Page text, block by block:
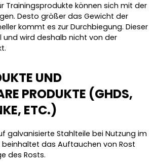
Trainingsprodukte können sich mit der
Desto größer das Gewicht der
kommt es zur Durchbiegung. Dieser
wird deshalb nicht von der
UND
PRODUKTE (GHDS,
ETC.)
galvanisierte Stahlteile bei Nutzung im
beinhaltet das Auftauchen von Rost
des Rosts.